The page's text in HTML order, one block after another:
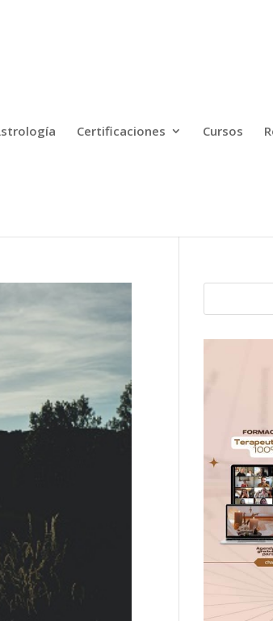
Certificaciones Cursos